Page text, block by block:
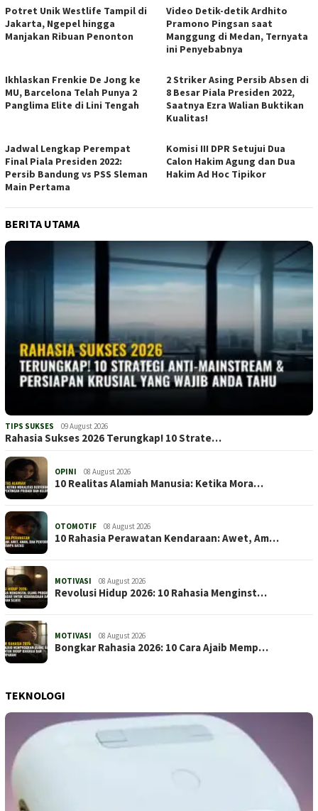
Potret Unik Westlife Tampil di
Jakarta, Ngepel hingga
Manjakan Ribuan Penonton
Video Detik-detik Ardhito
Pramono Pingsan saat
Manggung di Medan, Ternyata
ini Penyebabnya
Ikhlaskan Frenkie De Jong ke
MU, Barcelona Telah Punya 2
Panglima Elite di Lini Tengah
2 Striker Asing Persib Absen di
8 Besar Piala Presiden 2022,
Saatnya Ezra Walian Buktikan
Kualitas!
Jadwal Lengkap Perempat
Final Piala Presiden 2022:
Persib Bandung vs PSS Sleman
Main Pertama
Komisi III DPR Setujui Dua
Calon Hakim Agung dan Dua
Hakim Ad Hoc Tipikor
BERITA UTAMA
TIPS SUKSES 09 August 2026
Rahasia Sukses 2026 Terungkap! 10 Strate…
OPINI 08 August 2026
10 Realitas Alamiah Manusia: Ketika Mora…
OTOMOTIF 08 August 2026
10 Rahasia Perawatan Kendaraan: Awet, Am…
MOTIVASI 08 August 2026
Revolusi Hidup 2026: 10 Rahasia Menginst…
MOTIVASI 08 August 2026
Bongkar Rahasia 2026: 10 Cara Ajaib Memp…
TEKNOLOGI